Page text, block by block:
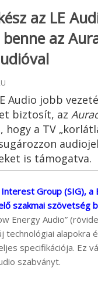
az LE
az
Audio jobb
biztosít, az
hogy a TV
is támogatva.
Group (SIG), a
szakmai szövetség
Energy Audio”
technológiai alapokra
specifikációja. Ez
szabványt.